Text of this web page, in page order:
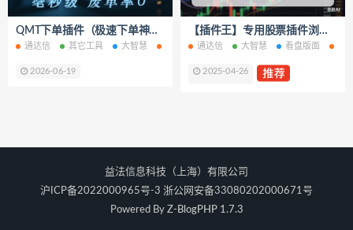
QMT下单插件（极速下单神器，短线必备）
通达信 其它工具 大智慧 自动交易 同花顺 易得
2026-06-19
【插件王】专用股票插件浏览器
通达信 大智慧 看盘版面
2025-04-26
益法信息科技（上海）有限公司
沪ICP备2022000965号-3 浙公网安备33080202000671号
Powered By Z-BlogPHP 1.7.3